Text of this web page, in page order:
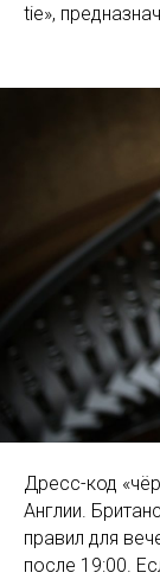
tie»,
Дресс-код
Англии.
правил для
после 19:00.